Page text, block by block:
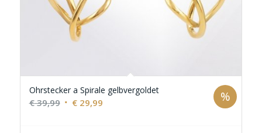
Ohrstecker a Spirale gelbvergoldet
€39,99 Ursprünglicher
€29,99Aktueller
%